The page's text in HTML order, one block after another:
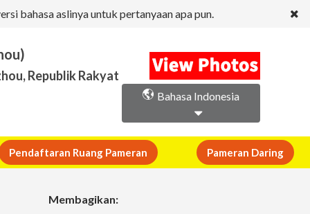
bahasa aslinya untuk pertanyaan apa pun.
Republik Rakyat
Bahasa Indonesia
Pendaftaran Ruang Pameran Pameran Daring
Membagikan: